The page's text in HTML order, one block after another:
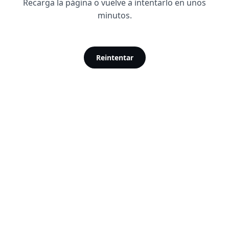
Recarga la página o vuelve a intentarlo en unos
minutos.
Reintentar